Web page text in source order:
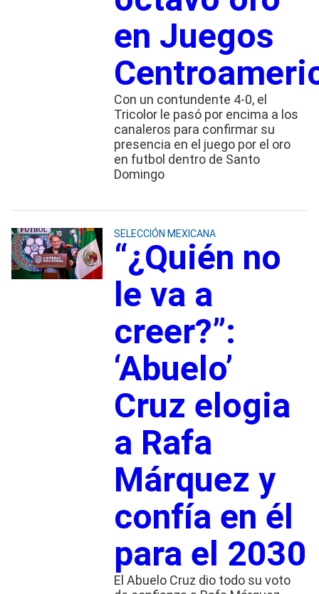
en Juegos
Con un contundente 4-0, el
Tricolor le pasó por encima a los
canaleros para confirmar su
presencia en el juego por el oro
en futbol dentro de Santo
Domingo
SELECCIÓN MEXICANA
“¿Quién no
le va a
creer?”:
‘Abuelo’
Cruz elogia
a Rafa
Márquez y
confía en él
para el 2030
El Abuelo Cruz dio todo su voto